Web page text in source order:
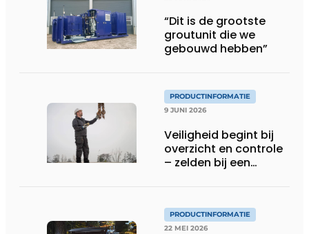
“Dit is de grootste
groutunit die we
gebouwd hebben”
PRODUCTINFORMATIE
9 JUNI 2026
Veiligheid begint bij
overzicht en controle
– zelden bij een
PRODUCTINFORMATIE
22 MEI 2026